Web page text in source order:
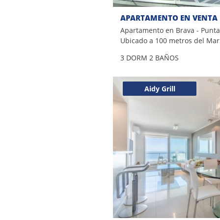
APARTAMENTO EN VENTA
Apartamento en Brava -
Ubicado a 100 metros del
Dormitorios 2 Baños 2 Suites
para 6 personas , 5 camas
125 m2 Gastos comunes no
alquiler anual Consulte con
asesores.
3 DORM 2 BAÑOS
Aidy Grill